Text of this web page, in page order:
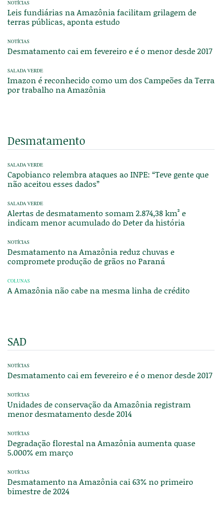
NOTÍCIAS
Leis fundiárias na Amazônia facilitam grilagem de
terras públicas, aponta estudo
NOTÍCIAS
Desmatamento cai em fevereiro e é o menor desde 2017
SALADA VERDE
Imazon é reconhecido como um dos Campeões da Terra
por trabalho na Amazônia
Desmatamento
SALADA VERDE
Capobianco relembra ataques ao INPE: “Teve gente que
não aceitou esses dados”
SALADA VERDE
Alertas de desmatamento somam 2.874,38 km² e
indicam menor acumulado do Deter da história
NOTÍCIAS
Desmatamento na Amazônia reduz chuvas e
compromete produção de grãos no Paraná
COLUNAS
A Amazônia não cabe na mesma linha de crédito
SAD
NOTÍCIAS
Desmatamento cai em fevereiro e é o menor desde 2017
NOTÍCIAS
Unidades de conservação da Amazônia registram
menor desmatamento desde 2014
NOTÍCIAS
Degradação florestal na Amazônia aumenta quase
5.000% em março
NOTÍCIAS
Desmatamento na Amazônia cai 63% no primeiro
bimestre de 2024